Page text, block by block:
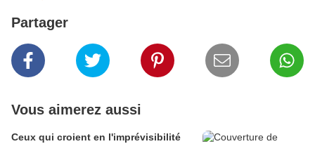
Partager
Vous aimerez aussi
Ceux qui croient en l'imprévisibilité